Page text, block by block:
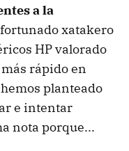
a la
xatakero
HP valorado
rápido en
planteado
e intentar
nota porque...